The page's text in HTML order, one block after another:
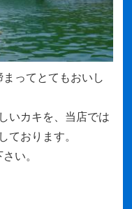
ってとてもおいし
いカキを、当店では
ております。
い。